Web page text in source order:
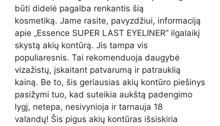
būti didelė pagalba renkantis šią
kosmetiką. Jame rasite, pavyzdžiui, informaciją
apie „Essence SUPER LAST EYELINER“ ilgalaikį
skystą akių kontūrą. Jis tampa vis
populiaresnis. Tai rekomenduoja daugybė
vizažistų, įskaitant patvarumą ir patrauklią
kainą. Be to, šis geriausias akių kontūro piešinys
pasižymi tuo, kad suteikia aukštą padengimo
lygį, netepa, nesivynioja ir tarnauja 18
valandų! Šis pigus akių kontūras išsiskiria